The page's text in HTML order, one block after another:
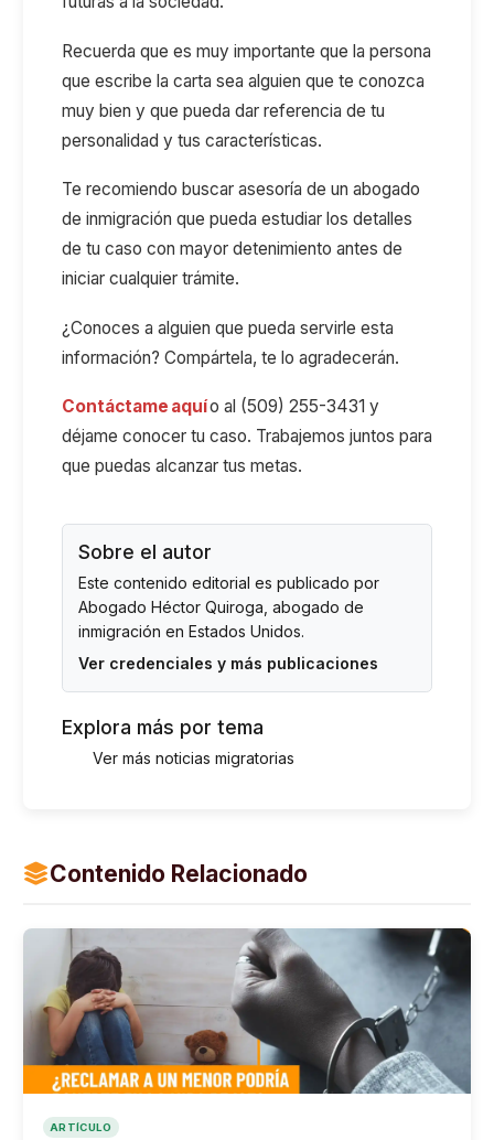
Recuerda que es muy importante que la persona
que escribe la carta sea alguien que te conozca
muy bien y que pueda dar referencia de tu
personalidad y tus características.
Te recomiendo buscar asesoría de un abogado
de inmigración que pueda estudiar los detalles
de tu caso con mayor detenimiento antes de
iniciar cualquier trámite.
¿Conoces a alguien que pueda servirle esta
información? Compártela, te lo agradecerán.
Contáctame aquío al (509) 255-3431 y
déjame conocer tu caso. Trabajemos juntos para
que puedas alcanzar tus metas.
Sobre el autor
Este contenido editorial es publicado por
Abogado Héctor Quiroga , abogado de
inmigración en Estados Unidos.
Ver credenciales y más publicaciones
Explora más por tema
Ver más noticias migratorias
Contenido Relacionado
ARTÍCULO